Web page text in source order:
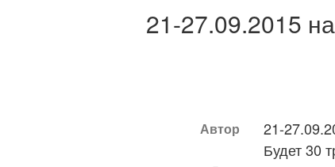
21-27.09.2015
Автор
21-
Будет 30